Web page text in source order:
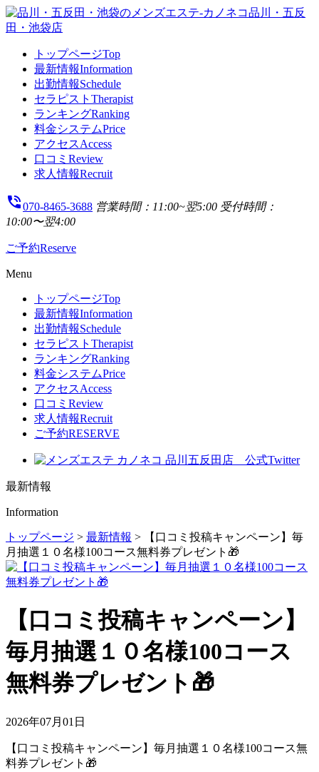
トップページTop
最新情報Information
出勤情報Schedule
セラピスト Therapist
ランキングRanking
料金システムPrice
アクセスAccess
口コミ Review
求人情報Recruit
phone_in_talk070-8465-3688 営業時間：11:00~翌5:00 受付時間：
10:00〜翌4:00
ご予約Reserve
Menu
トップページTop
最新情報Information
出勤情報Schedule
セラピスト Therapist
ランキングRanking
料金システムPrice
アクセスAccess
口コミ Review
求人情報Recruit
ご予約RESERVE
最新情報
Information
トップページ > 最新情報 >
【口コミ投稿キャンペーン】毎
月抽選１０名様100コース無料券プレゼント🎁
【口コミ投稿キャンペーン】
毎月抽選１０名様100コース
無料券プレゼント🎁
2026年07月01日
【口コミ投稿キャンペーン】毎月抽選１０名様100コース無
料券プレゼント🎁